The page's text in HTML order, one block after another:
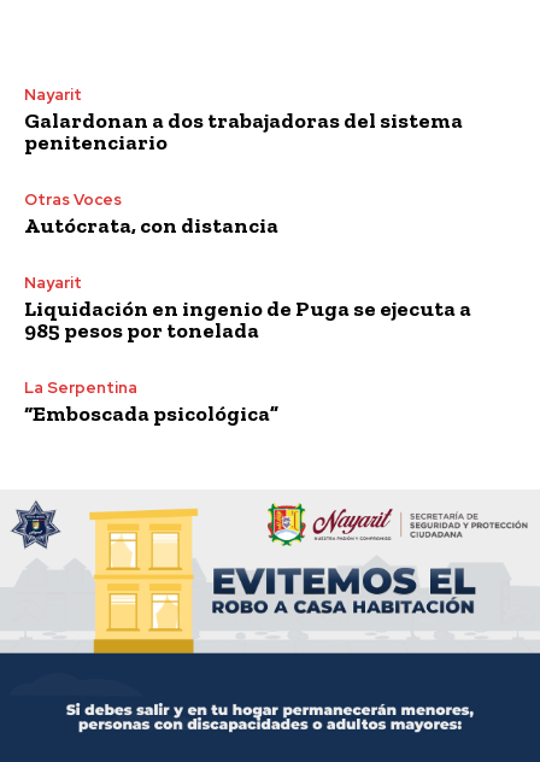
Nayarit
Galardonan a dos trabajadoras del sistema
penitenciario
Otras Voces
Autócrata, con distancia
Nayarit
Liquidación en ingenio de Puga se ejecuta a
985 pesos por tonelada
La Serpentina
“Emboscada psicológica”